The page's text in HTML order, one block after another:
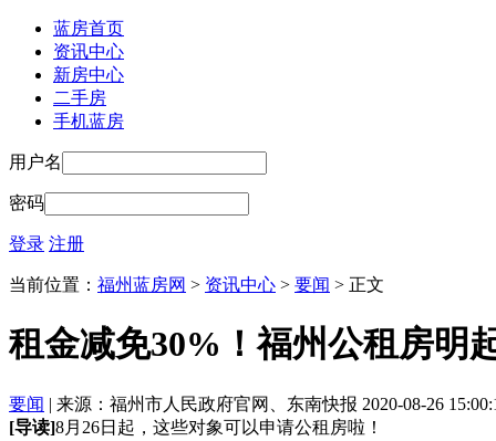
蓝房首页
资讯中心
新房中心
二手房
手机蓝房
用户名
密码
登录 注册
当前位置： 福州蓝房网 > 资讯中心 > 要闻 > 正文
租金减免30%！福州公租房明
要闻 | 来源：福州市人民政府官网、东南快报 2020-08-26
[导读]8月26日起，这些对象可以申请公租房啦！